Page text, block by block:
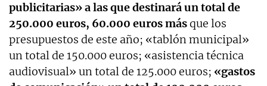
publicitarias» a las que destinará un total de
250.000 euros, 60.000 euros másque los
presupuestos de este año; «tablón municipal»
un total de 150.000 euros; «asistencia técnica
audiovisual» un total de 125.000 euros; «gastos